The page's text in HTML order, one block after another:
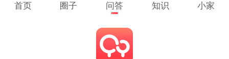
首页 圈子 问答 知识 小家